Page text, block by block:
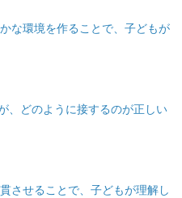
な環境を作ることで、子どもが
、どのように接するのが正しい
させることで、子どもが理解し